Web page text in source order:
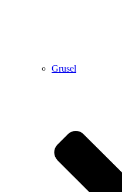
Grusel